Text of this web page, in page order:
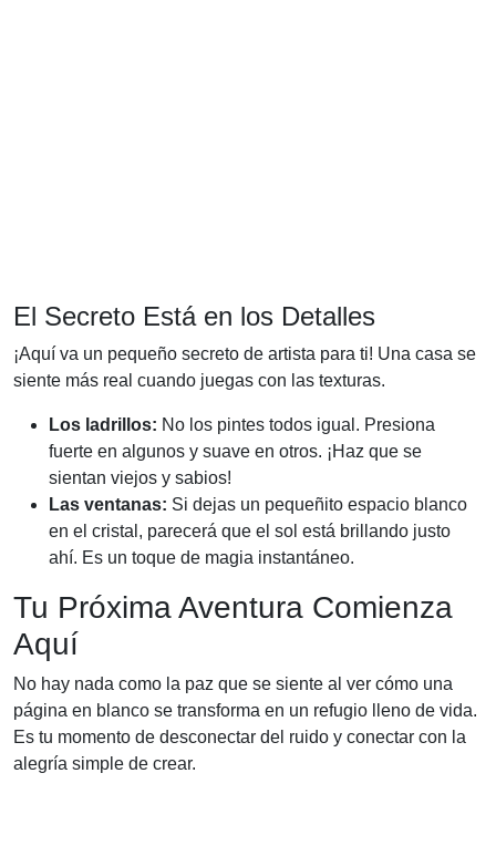
El Secreto Está en los Detalles
¡Aquí va un pequeño secreto de artista para ti! Una casa se
siente más real cuando juegas con las texturas.
Los ladrillos: No los pintes todos igual. Presiona
fuerte en algunos y suave en otros. ¡Haz que se
sientan viejos y sabios!
Las ventanas: Si dejas un pequeñito espacio blanco
en el cristal, parecerá que el sol está brillando justo
ahí. Es un toque de magia instantáneo.
Tu Próxima Aventura Comienza
Aquí
No hay nada como la paz que se siente al ver cómo una
página en blanco se transforma en un refugio lleno de vida.
Es tu momento de desconectar del ruido y conectar con la
alegría simple de crear.